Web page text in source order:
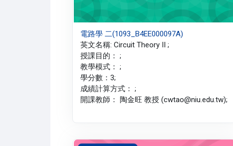
電路學 二(1093_B4EE000097A)
英文名稱: Circuit Theory II ;
授課目的： ;
教學模式： ;
學分數：3;
成績計算方式： ;
開課教師： 陶金旺 教授 (cwtao@niu.edu.tw);